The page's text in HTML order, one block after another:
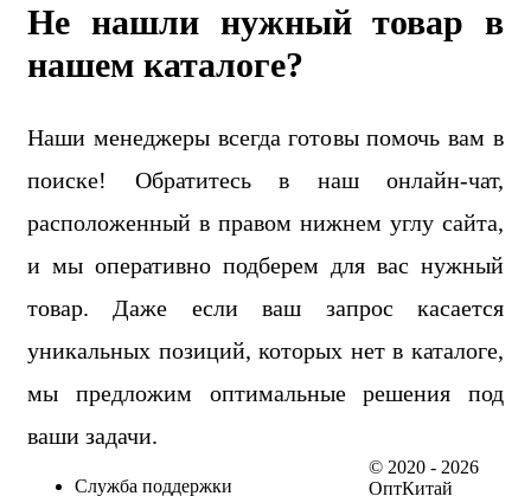
Не нашли нужный товар в
нашем каталоге?
Наши менеджеры всегда готовы помочь вам в
поиске! Обратитесь в наш онлайн-чат,
расположенный в правом нижнем углу сайта,
и мы оперативно подберем для вас нужный
товар. Даже если ваш запрос касается
уникальных позиций, которых нет в каталоге,
мы предложим оптимальные решения под
ваши задачи.
Служба поддержки
© 2020 - 2026
ОптКитай